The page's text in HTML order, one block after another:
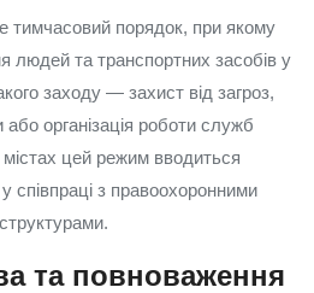
тимчасовий порядок, при якому
людей та транспортних засобів у
заходу — захист від загроз,
організація роботи служб
цей режим вводиться
співпраці з правоохоронними
та повноваження